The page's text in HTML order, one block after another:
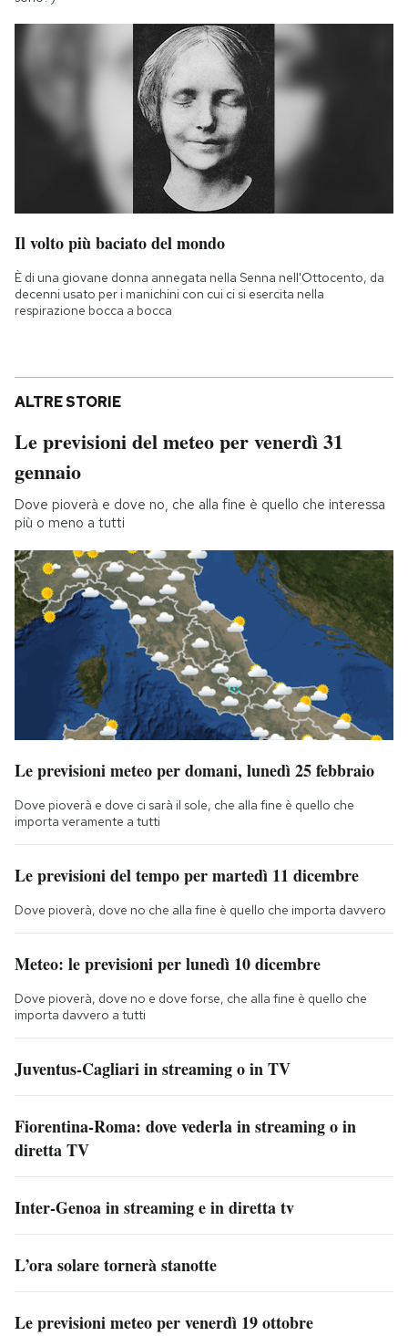
Il volto più baciato del mondo
È di una giovane donna annegata nella Senna nell'Ottocento, da
decenni usato per i manichini con cui ci si esercita nella
respirazione bocca a bocca
ALTRE STORIE
Le previsioni del meteo per venerdì 31
gennaio
Dove pioverà e dove no, che alla fine è quello che interessa
più o meno a tutti
Le previsioni meteo per domani, lunedì 25 febbraio
Dove pioverà e dove ci sarà il sole, che alla fine è quello che
importa veramente a tutti
Le previsioni del tempo per martedì 11 dicembre
Dove pioverà, dove no che alla fine è quello che importa davvero
Meteo: le previsioni per lunedì 10 dicembre
Dove pioverà, dove no e dove forse, che alla fine è quello che
importa davvero a tutti
Juventus-Cagliari in streaming o in TV
Fiorentina-Roma: dove vederla in streaming o in
diretta TV
Inter-Genoa in streaming e in diretta tv
L’ora solare tornerà stanotte
Le previsioni meteo per venerdì 19 ottobre